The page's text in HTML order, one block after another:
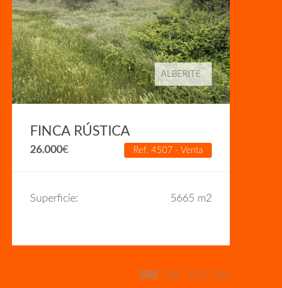
ALBERITE
FINCA RÚSTICA
26.000€ Ref. 4507 - Venta
Superficie: 5665 m2